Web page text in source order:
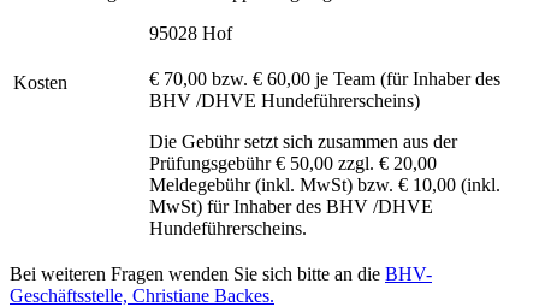
95028 Hof
Kosten
€ 70,00 bzw. € 60,00 je Team (für Inhaber des
BHV /DHVE Hundeführerscheins)
Die Gebühr setzt sich zusammen aus der
Prüfungsgebühr € 50,00 zzgl. € 20,00
Meldegebühr (inkl. MwSt) bzw. € 10,00 (inkl.
MwSt) für Inhaber des BHV /DHVE
Hundeführerscheins.
Bei weiteren Fragen wenden Sie sich bitte an die BHV-
Geschäftsstelle, Christiane Backes.